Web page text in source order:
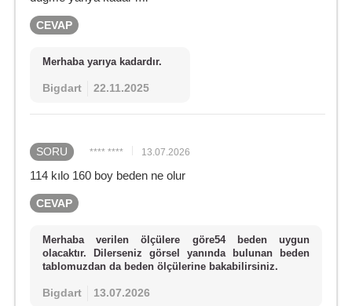
CEVAP
Merhaba yarıya kadardır.
Bigdart 22.11.2025
SORU **** **** 13.07.2026
114 kılo 160 boy beden ne olur
CEVAP
Merhaba verilen ölçülere göre54 beden uygun
olacaktır. Dilerseniz görsel yanında bulunan beden
tablomuzdan da beden ölçülerine bakabilirsiniz.
Bigdart 13.07.2026